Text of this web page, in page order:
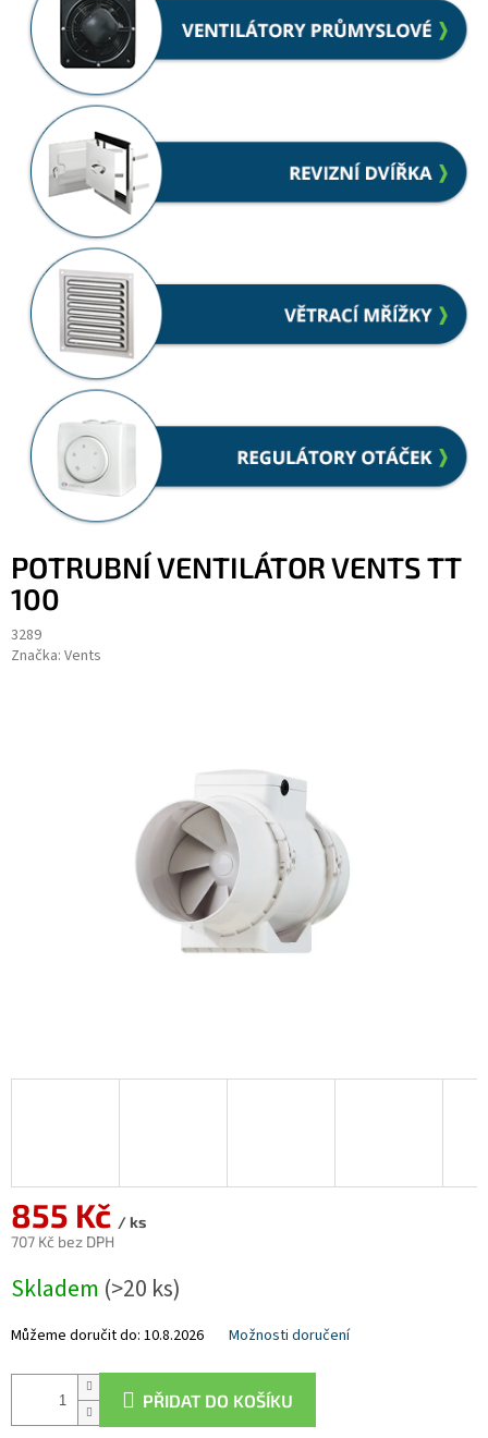
POTRUBNÍ VENTILÁTOR VENTS TT
100
3289
Značka: Vents
855 Kč / ks
707 Kč bez DPH
cena:
Skladem (>20 ks)
Můžeme doručit do: 10.8.2026 Možnosti doručení
PŘIDAT DO KOŠÍKU